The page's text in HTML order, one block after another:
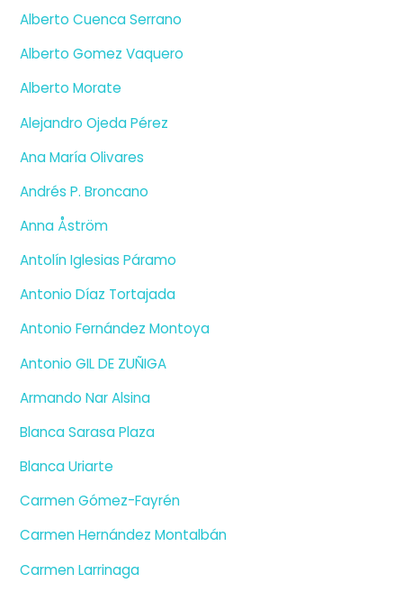
Alberto Cuenca Serrano
Alberto Gomez Vaquero
Alberto Morate
Alejandro Ojeda Pérez
Ana María Olivares
Andrés P. Broncano
Anna Åström
Antolín Iglesias Páramo
Antonio Díaz Tortajada
Antonio Fernández Montoya
Antonio GIL DE ZUÑIGA
Armando Nar Alsina
Blanca Sarasa Plaza
Blanca Uriarte
Carmen Gómez-Fayrén
Carmen Hernández Montalbán
Carmen Larrinaga